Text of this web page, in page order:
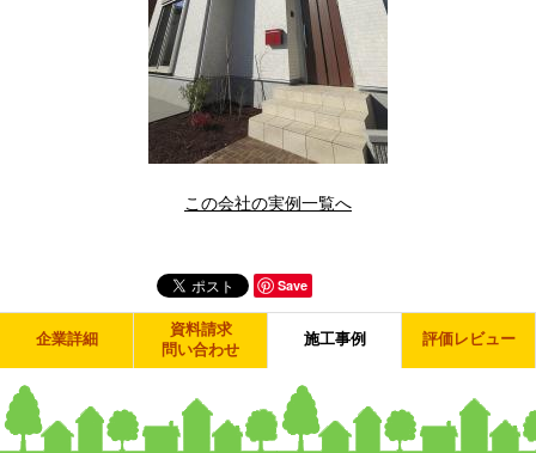
この会社の実例一覧へ
Save
企業詳細
資料請求
問い合わせ
施工事例 評価レビュー